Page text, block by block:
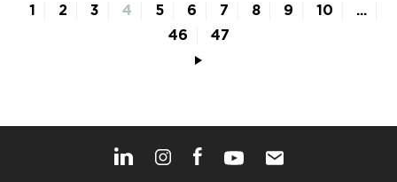
1 2 3 4 5 6 7 8 9 10
...
46
47